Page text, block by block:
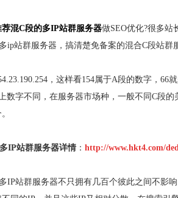
荐混C段的多IP站群服务器做SEO优化?很多站
ip站群服务器，搞清楚免备案的混合C段站
，这样看154属于A段的数字，66
数字不同，在服务器市场种，一般不同C段
IP站群服务器详情 ： http://www.hkt4.com/
IP站群服务器不只拥有几百个彼此之间不影